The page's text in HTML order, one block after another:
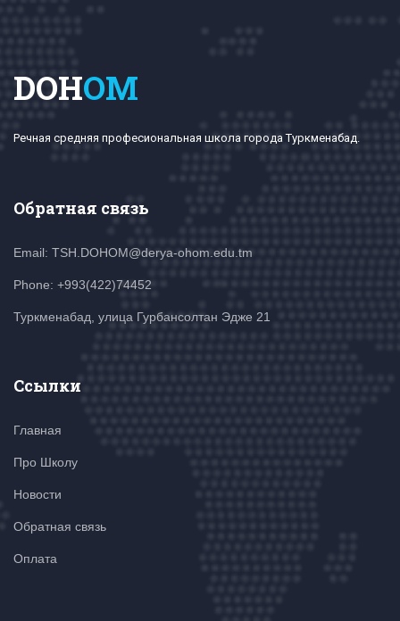
DOHOM
Речная средняя професиональная школа города Туркменабад.
Обратная связь
Email: TSH.DOHOM@derya-ohom.edu.tm
Phone: +993(422)74452
Туркменабад, улица Гурбансолтан Эдже 21
Ссылки
Главная
Про Школу
Новости
Обратная связь
Оплата